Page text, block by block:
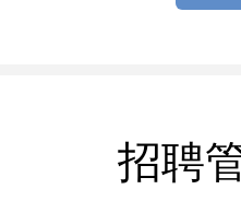
招聘